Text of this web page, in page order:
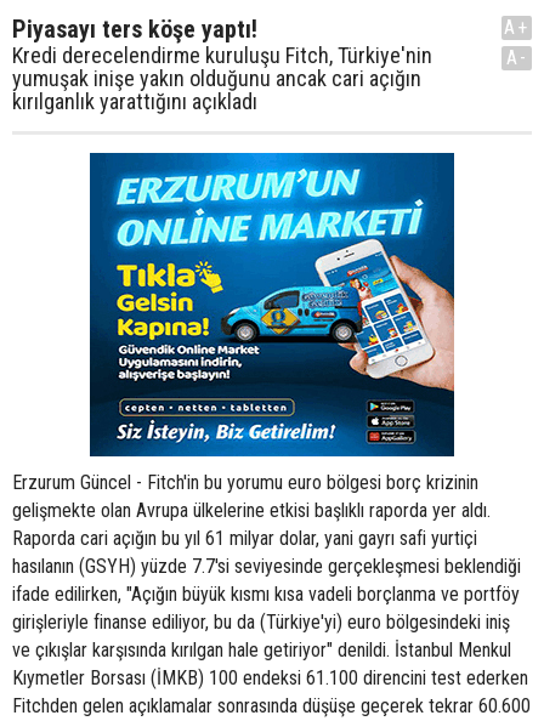
Piyasayı ters köşe yaptı!
Kredi derecelendirme kuruluşu Fitch, Türkiye'nin
yumuşak inişe yakın olduğunu ancak cari açığın
kırılganlık yarattığını açıkladı
A+
A-
Erzurum Güncel - Fitch'in bu yorumu euro bölgesi borç krizinin
gelişmekte olan Avrupa ülkelerine etkisi başlıklı raporda yer aldı.
Raporda cari açığın bu yıl 61 milyar dolar, yani gayrı safi yurtiçi
hasılanın (GSYH) yüzde 7.7'si seviyesinde gerçekleşmesi beklendiği
ifade edilirken, "Açığın büyük kısmı kısa vadeli borçlanma ve portföy
girişleriyle finanse ediliyor, bu da (Türkiye'yi) euro bölgesindeki iniş
ve çıkışlar karşısında kırılgan hale getiriyor" denildi. İstanbul Menkul
Kıymetler Borsası (İMKB) 100 endeksi 61.100 direncini test ederken
Fitchden gelen açıklamalar sonrasında düşüşe geçerek tekrar 60.600